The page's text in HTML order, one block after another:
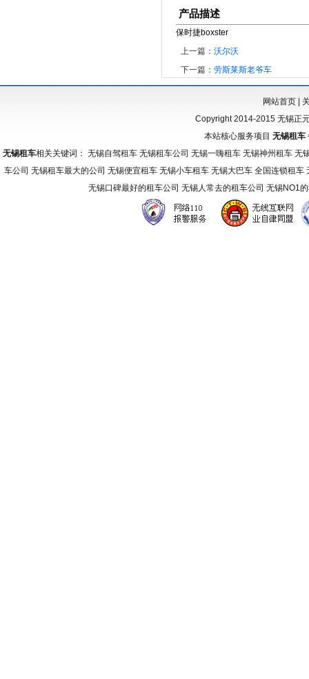
产品描述
保时捷boxster
上一篇：沃尔沃
下一篇：劳斯莱斯老爷车
网站首页|
Copyright 2014-2015 无锡正
本站核心服务项目 无锡租车
无锡租车相关关键词： 无锡自驾租车 无锡租车公司 无锡一嗨租车 无锡神州租车
车公司 无锡租车最大的公司 无锡便宜租车 无锡小车租车 无锡大巴车 全国连锁租
无锡口碑最好的租车公司 无锡人常去的租车公司 无锡NO1